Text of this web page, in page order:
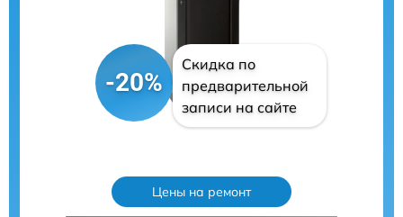
-20%
Скидка по
предварительной
записи на сайте
Цены на ремонт